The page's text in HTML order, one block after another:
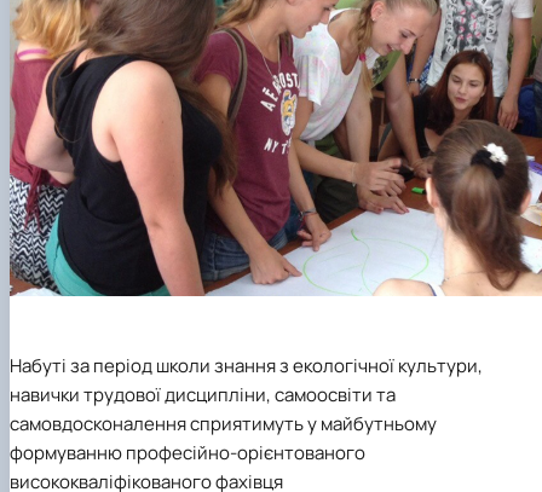
Набуті за період школи знання з екологічної культури,
навички трудової дисципліни, самоосвіти та
самовдосконалення сприятимуть у майбутньому
формуванню професійно-орієнтованого
висококваліфікованого фахівця